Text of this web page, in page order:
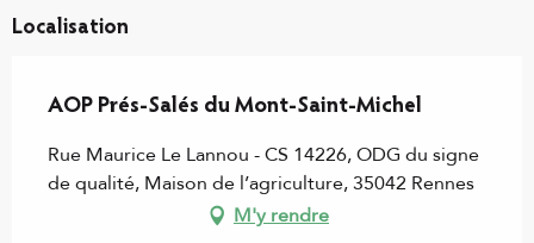
Localisation
AOP Prés-Salés du Mont-Saint-Michel
Rue Maurice Le Lannou - CS 14226, ODG du signe
de qualité, Maison de l’agriculture, 35042 Rennes
M'y rendre